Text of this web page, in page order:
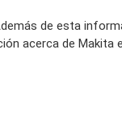
de esta
acerca de Makita